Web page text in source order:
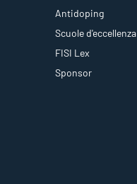
Antidoping
Scuole d'eccellenza
FISI Lex
Sponsor